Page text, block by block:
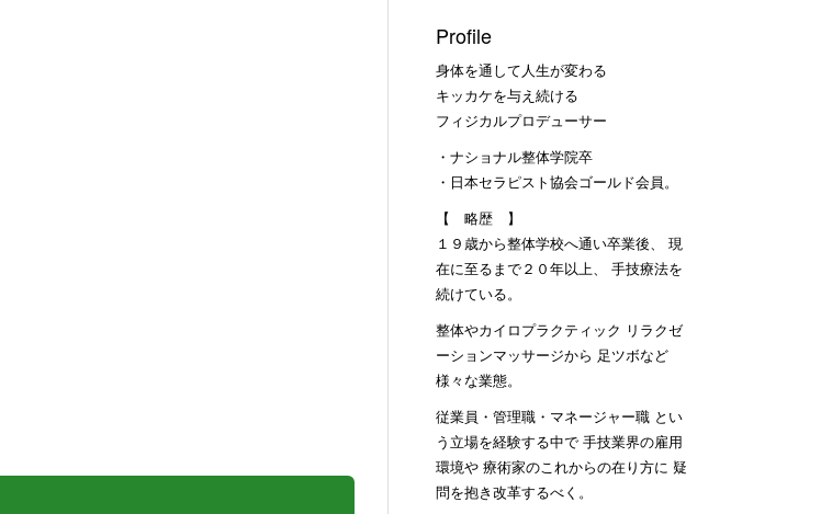
Profile
身体を通して人生が変わる
キッカケを与え続ける
フィジカルプロデューサー
・ナショナル整体学院卒
・日本セラピスト協会ゴールド会員。
【 略歴 】
１９歳から整体学校へ通い卒業後、 現
在に至るまで２０年以上、 手技療法を
続けている。
整体やカイロプラクティック リラクゼ
ーションマッサージから 足ツボなど
様々な業態。
従業員・管理職・マネージャー職 とい
う立場を経験する中で 手技業界の雇用
環境や 療術家のこれからの在り方に 疑
問を抱き改革するべく。